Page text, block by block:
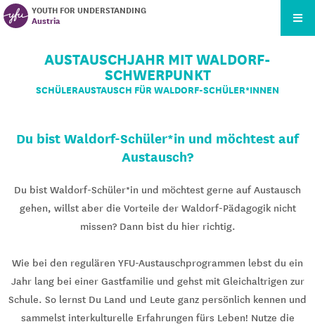
YOUTH FOR UNDERSTANDING
Austria
AUSTAUSCHJAHR MIT WALDORF-
SCHWERPUNKT
SCHÜLERAUSTAUSCH FÜR WALDORF-SCHÜLER*INNEN
Du bist Waldorf-Schüler*in und möchtest auf
Austausch?
Du bist Waldorf-Schüler*in und möchtest gerne auf Austausch
gehen, willst aber die Vorteile der Waldorf-Pädagogik nicht
missen? Dann bist du hier richtig.
Wie bei den regulären YFU-Austauschprogrammen lebst du ein
Jahr lang bei einer Gastfamilie und gehst mit Gleichaltrigen zur
Schule. So lernst Du Land und Leute ganz persönlich kennen und
sammelst interkulturelle Erfahrungen fürs Leben! Nutze die